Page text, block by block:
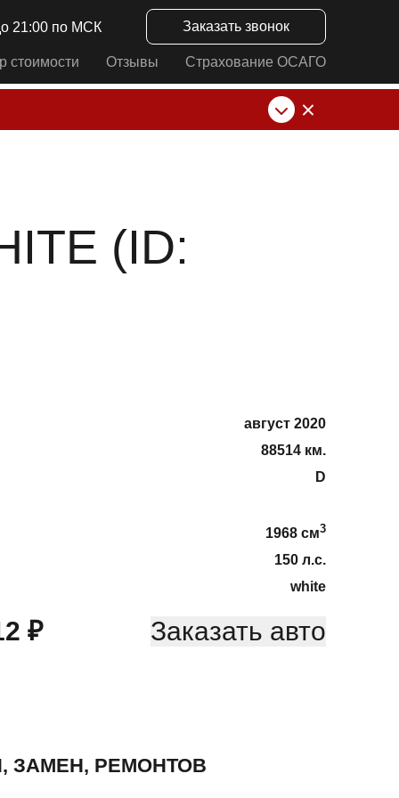
21:00 по МСК Заказать звонок
стоимости Отзывы Страхование ОСАГО
(ID:
август 2020
88514 км.
D
1968 cм3
150 л.с.
white
₽ Заказать авто
ЗАМЕН, РЕМОНТОВ